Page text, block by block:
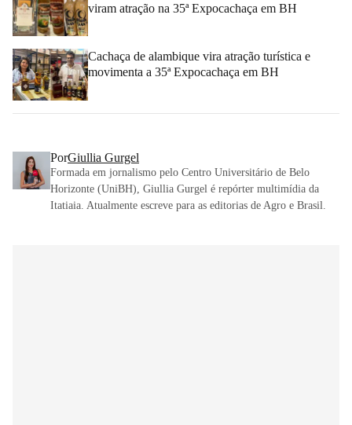
viram atração na 35ª Expocachaça em BH
Cachaça de alambique vira atração turística e
movimenta a 35ª Expocachaça em BH
PorGiullia Gurgel
Formada em jornalismo pelo Centro Universitário de Belo
Horizonte (UniBH), Giullia Gurgel é repórter multimídia da
Itatiaia. Atualmente escreve para as editorias de Agro e Brasil.